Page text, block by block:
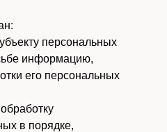
персональных
информацию,
его персональных
в порядке,